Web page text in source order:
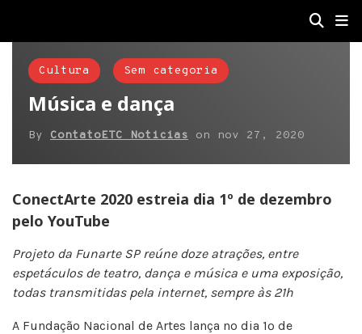
Cultura Sem categoria
Música e dança
By ContatoETC Noticias on nov 27, 2020
ConectArte 2020 estreia dia 1º de dezembro
pelo YouTube
Projeto da Funarte SP reúne doze atrações, entre
espetáculos de teatro, dança e música e uma exposição,
todas transmitidas pela internet, sempre às 21h
A Fundação Nacional de Artes lança no dia 1º de